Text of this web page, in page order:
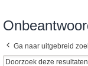
Ga naar uitgebreid